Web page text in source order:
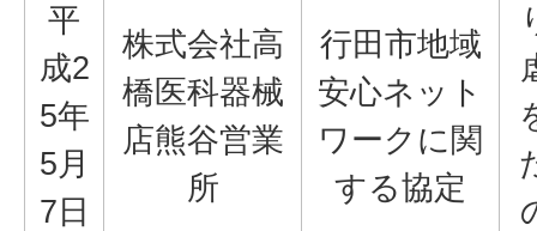
平
成2
5年
5月
7日
株式会社高
橋医科器械
店熊谷営業
所
行田市地域
安心ネット
ワークに関
する協定